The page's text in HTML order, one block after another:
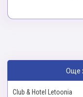
Още
Club & Hotel Letoonia